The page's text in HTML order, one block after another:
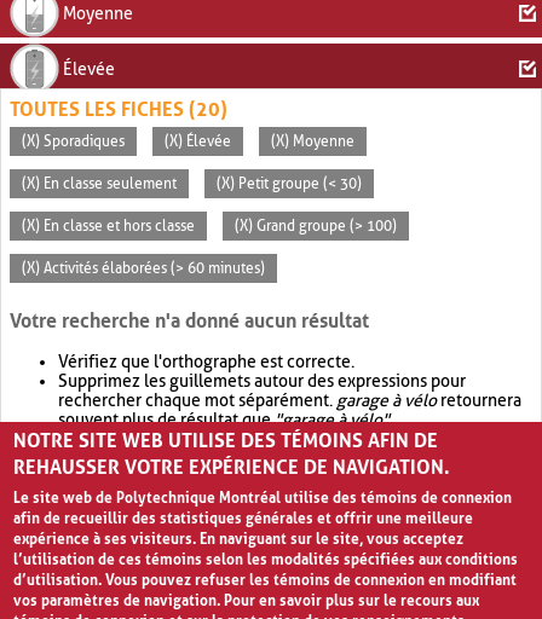
Moyenne
Élevée
TOUTES LES FICHES (20)
(X) Sporadiques (X) Élevée (X) Moyenne
(X) En classe seulement (X) Petit groupe (< 30)
(X) En classe et hors classe (X) Grand groupe (> 100)
(X) Activités élaborées (> 60 minutes)
Votre recherche n'a donné aucun résultat
Vérifiez que l'orthographe est correcte.
Supprimez les guillemets autour des expressions pour
rechercher chaque mot séparément. garage à véloretournera
souvent plus de résultat que"garage à vélo".
Envisagez d'élargir votre recherche avec OR.garage OR vélo
retournera souvent plus de résultat quegarage à vélo
NOTRE SITE WEB UTILISE DES TÉMOINS AFIN DE
REHAUSSER VOTRE EXPÉRIENCE DE NAVIGATION.
Le site web de Polytechnique Montréal utilise des témoins de connexion
afin de recueillir des statistiques générales et offrir une meilleure
expérience à ses visiteurs. En naviguant sur le site, vous acceptez
l’utilisation de ces témoins selon les modalités spécifiées aux conditions
d’utilisation. Vous pouvez refuser les témoins de connexion en modifiant
vos paramètres de navigation. Pour en savoir plus sur le recours aux